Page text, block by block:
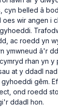
cyn belled â
oes wir angen i
ac roedd yn
ymwneud â'r
rhan yn y
at y ddadl
gêm.
ond roedd
ddadl hon.